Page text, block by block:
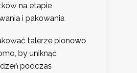
na etapie
i pakowania
talerze pionowo
by uniknąć
podczas